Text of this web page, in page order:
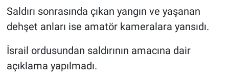
Saldırı sonrasında çıkan yangın ve yaşanan
dehşet anları ise amatör kameralara yansıdı.
İsrail ordusundan saldırının amacına dair
açıklama yapılmadı.